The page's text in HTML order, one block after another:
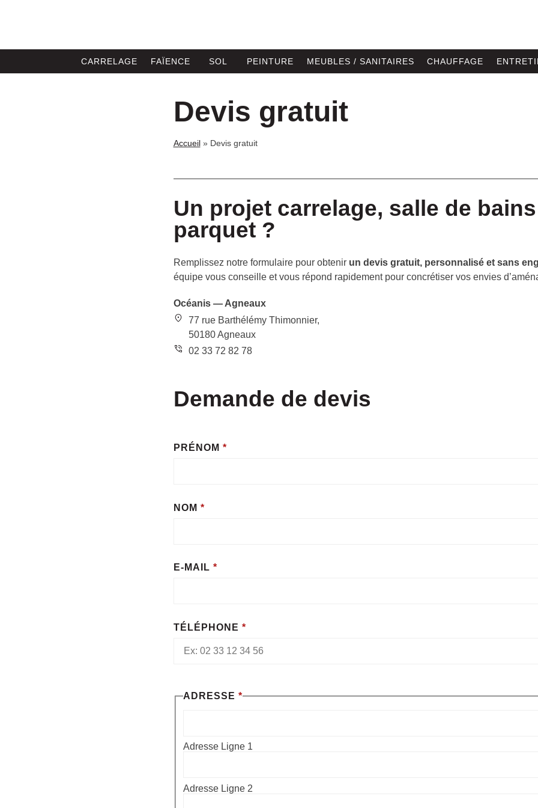
CARRELAGE FAÏENCE SOL PEINTURE MEUBLES / SANITAIRES CHAUFFAGE
Devis gratuit
accueil» Devis gratuit
Un projet carrelage, salle de
parquet ?
Remplissez notre formulaire pour obtenir un devis gratuit, personnalisé et sans
équipe vous conseille et vous répond rapidement pour concrétiser vos envies
Océanis — Agneaux
77 rue Barthélémy Thimonnier,
50180 Agneaux
02 33 72 82 78
Demande de devis
PRÉNOM *
NOM *
E-MAIL *
TÉLÉPHONE *
NOM
ADRESSE *
Adresse Ligne 1
Adresse Ligne 2